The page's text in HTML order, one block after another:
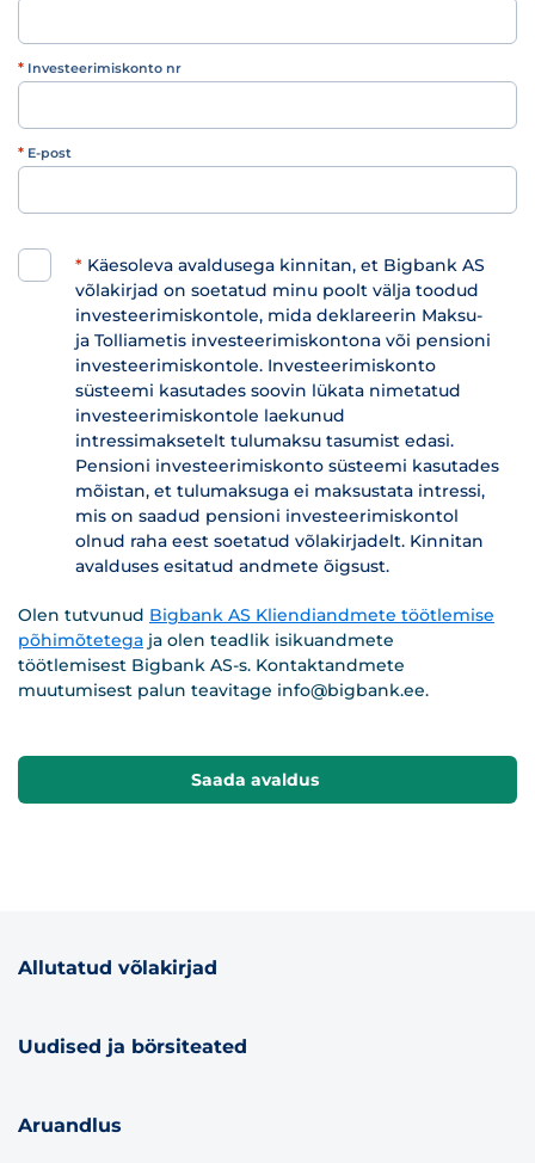
* Investeerimiskonto nr
* E-post
* Käesoleva avaldusega kinnitan, et Bigbank AS
võlakirjad on soetatud minu poolt välja toodud
investeerimiskontole, mida deklareerin Maksu-
ja Tolliametis investeerimiskontona või pensioni
investeerimiskontole. Investeerimiskonto
süsteemi kasutades soovin lükata nimetatud
investeerimiskontole laekunud
intressimaksetelt tulumaksu tasumist edasi.
Pensioni investeerimiskonto süsteemi kasutades
mõistan, et tulumaksuga ei maksustata intressi,
mis on saadud pensioni investeerimiskontol
olnud raha eest soetatud võlakirjadelt. Kinnitan
avalduses esitatud andmete õigsust.
Olen tutvunud Bigbank AS Kliendiandmete töötlemise
põhimõtetega ja olen teadlik isikuandmete
töötlemisest Bigbank AS-s. Kontaktandmete
muutumisest palun teavitage info@bigbank.ee.
Saada avaldus
Allutatud võlakirjad
Uudised ja börsiteated
Aruandlus